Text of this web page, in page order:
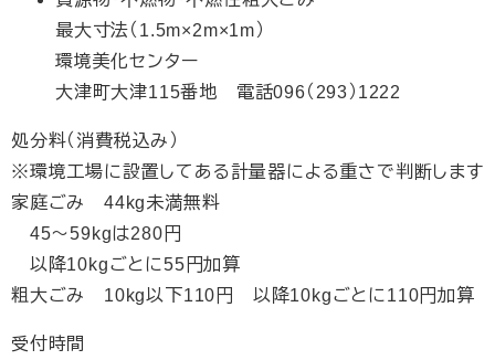
最大寸法（1.5m×2m×1m）
環境美化センター
大津町大津115番地 電話096（293）1222
処分料（消費税込み）
※環境工場に設置してある計量器による重さで判断します
家庭ごみ 44kg未満無料
45～59kgは280円
以降10kgごとに55円加算
粗大ごみ 10kg以下110円 以降10kgごとに110円加算
受付時間